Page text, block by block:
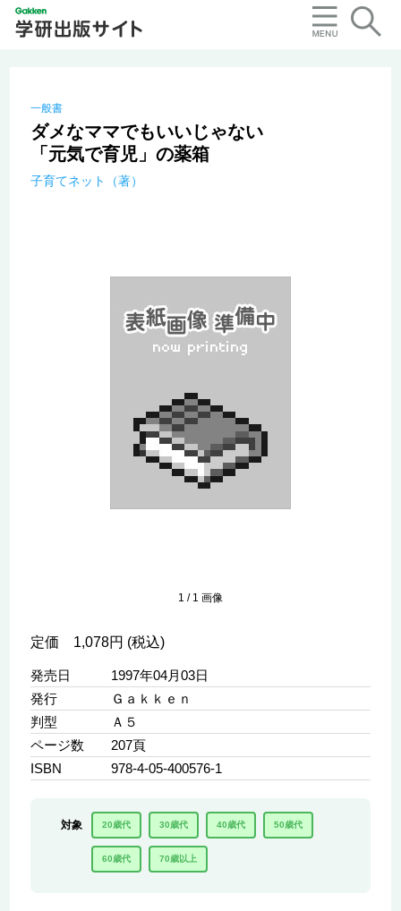
一般書
ダメなママでもいいじゃない
「元気で育児」の薬箱
子育てネット（著）
1 / 1 画像
定価 1,078円 (税込)
発売日
1997年04月03日
発行
Ｇａｋｋｅｎ
判型
Ａ５
ページ数
207頁
ISBN
978-4-05-400576-1
対象 20歳代 30歳代 40歳代 50歳代
60歳代 70歳以上